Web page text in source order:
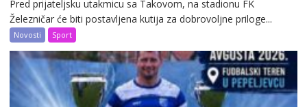
Pred prijateljsku utakmicu sa Takovom, na stadionu FK
Železničar će biti postavljena kutija za dobrovoljne priloge...
Novosti Sport